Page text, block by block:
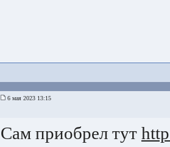
6 мая 2023 13:15
Сам приобрел тут